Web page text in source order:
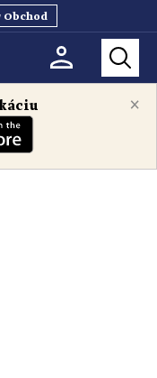
Obchod
×